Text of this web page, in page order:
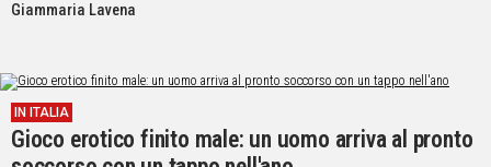
Giammaria Lavena
IN ITALIA
Gioco erotico finito male: un uomo arriva al pronto